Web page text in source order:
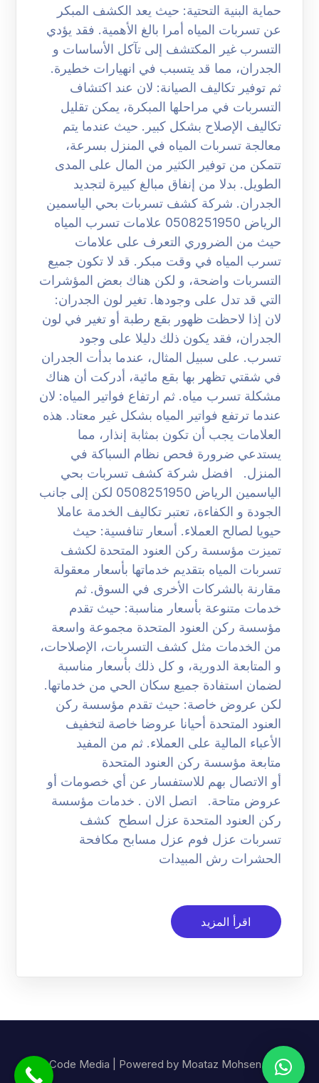
حماية البنية التحتية: حيث يعد الكشف المبكر
عن تسربات المياه أمرا بالغ الأهمية. فقد يؤدي
التسرب غير المكتشف إلى تآكل الأساسات و
الجدران، مما قد يتسبب في انهيارات خطيرة.
ثم توفير تكاليف الصيانة: لان عند اكتشاف
التسربات في مراحلها المبكرة، يمكن تقليل
تكاليف الإصلاح بشكل كبير. حيث عندما يتم
معالجة تسربات المياه في المنزل بسرعة،
تتمكن من توفير الكثير من المال على المدى
الطويل. بدلا من إنفاق مبالغ كبيرة لتجديد
الجدران. شركة كشف تسربات بحي الياسمين
الرياض 0508251950 علامات تسرب المياه
حيث من الضروري التعرف على علامات
تسرب المياه في وقت مبكر. قد لا تكون جميع
التسربات واضحة، و لكن هناك بعض المؤشرات
التي قد تدل على وجودها. تغير لون الجدران:
لان إذا لاحظت ظهور بقع رطبة أو تغير في لون
الجدران، فقد يكون ذلك دليلا على وجود
تسرب. على سبيل المثال، عندما بدأت الجدران
في شقتي تظهر بها بقع مائية، أدركت أن هناك
مشكلة تسرب مياه. ثم ارتفاع فواتير المياه: لان
عندما ترتفع فواتير المياه بشكل غير معتاد. هذه
العلامات يجب أن تكون بمثابة إنذار، مما
يستدعي ضرورة فحص نظام السباكة في
المنزل. افضل شركة كشف تسربات بحي
الياسمين الرياض 0508251950 لكن إلى جانب
الجودة و الكفاءة، تعتبر تكاليف الخدمة عاملا
حيويا لصالح العملاء. أسعار تنافسية: حيث
تميزت مؤسسة ركن العنود المتحدة لكشف
تسربات المياه بتقديم خدماتها بأسعار معقولة
مقارنة بالشركات الأخرى في السوق. ثم
خدمات متنوعة بأسعار مناسبة: حيث تقدم
مؤسسة ركن العنود المتحدة مجموعة واسعة
من الخدمات مثل كشف التسربات، الإصلاحات،
و المتابعة الدورية، و كل ذلك بأسعار مناسبة
لضمان استفادة جميع سكان الحي من خدماتها.
لكن عروض خاصة: حيث تقدم مؤسسة ركن
العنود المتحدة أحيانا عروضا خاصة لتخفيف
الأعباء المالية على العملاء. ثم من المفيد
متابعة مؤسسة ركن العنود المتحدة
أو الاتصال بهم للاستفسار عن أي خصومات أو
عروض متاحة. اتصل الان . خدمات مؤسسة
ركن العنود المتحدة عزل اسطح كشف
تسربات عزل فوم عزل مسابح مكافحة
الحشرات رش المبيدات
اقرأ المزيد
© Code Media | Powered by Moataz Mohsen.